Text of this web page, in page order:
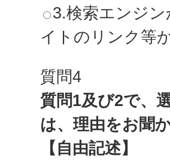
3.検索エンジ
イトのリンク等
質問4
質問1及び2で、
は、理由をお聞
【自由記述】